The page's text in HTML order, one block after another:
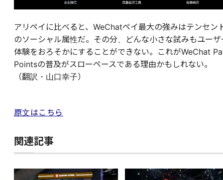
アリペイに比べると、WeChatペイ最大の強みはテンセン
のソーシャル属性だ。その分、どんな小さな試みもユーザ
体験をおろそかにすることができない。これがWeChat
Pointsの普及がスローペースである理由かもしれない。
（翻訳・山口幸子）
原文はこちら
関連記事